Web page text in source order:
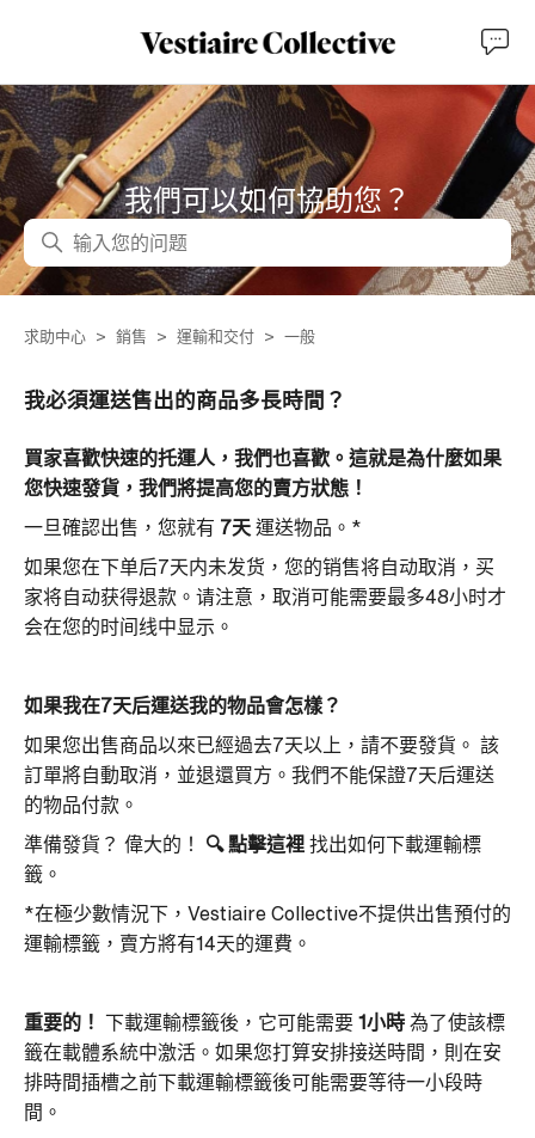
我們可以如何協助您？
搜尋
求助中心 銷售 運輸和交付 一般
我必須運送售出的商品多長時間？
買家喜歡快速的托運人，我們也喜歡。這就是為什麼如果
您快速發貨，我們將提高您的賣方狀態！
一旦確認出售，您就有 7天 運送物品。*
如果您在下单后7天内未发货，您的销售将自动取消，买
家将自动获得退款。请注意，取消可能需要最多48小时才
会在您的时间线中显示。
如果我在7天后運送我的物品會怎樣？
如果您出售商品以來已經過去7天以上，請不要發貨。 該
訂單將自動取消，並退還買方。我們不能保證7天后運送
的物品付款。
準備發貨？ 偉大的！ 🔍 點擊這裡 找出如何下載運輸標
籤。
*在極少數情況下，Vestiaire Collective不提供出售預付的
運輸標籤，賣方將有14天的運費。
重要的！ 下載運輸標籤後，它可能需要 1小時 為了使該標
籤在載體系統中激活。如果您打算安排接送時間，則在安
排時間插槽之前下載運輸標籤後可能需要等待一小段時
間。